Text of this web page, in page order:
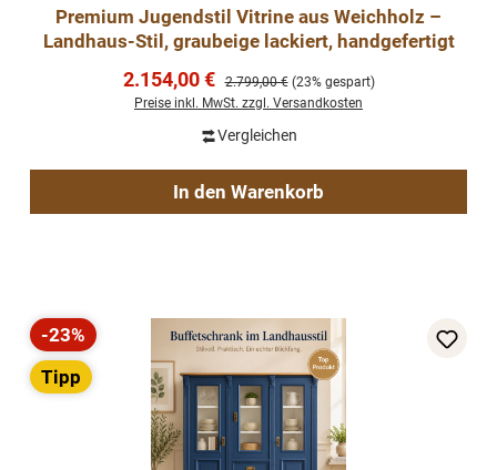
Premium Jugendstil Vitrine aus Weichholz –
Landhaus-Stil, graubeige lackiert, handgefertigt
Verkaufspreis:
2.154,00 € Regulärer Preis:
2.799,00 € (23% gespart)
Preise inkl. MwSt. zzgl. Versandkosten
Vergleichen
In den Warenkorb
Rabatt
-23%
Tipp